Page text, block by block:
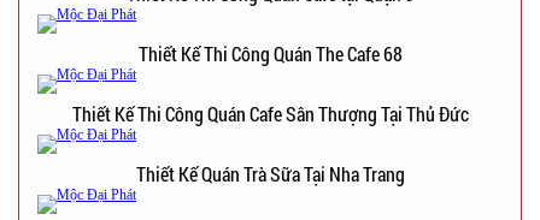
Thiết Kế Thi Công Quán The Cafe 68
Thiết Kế Thi Công Quán Cafe Sân Thượng Tại Thủ Đức
Thiết Kế Quán Trà Sữa Tại Nha Trang